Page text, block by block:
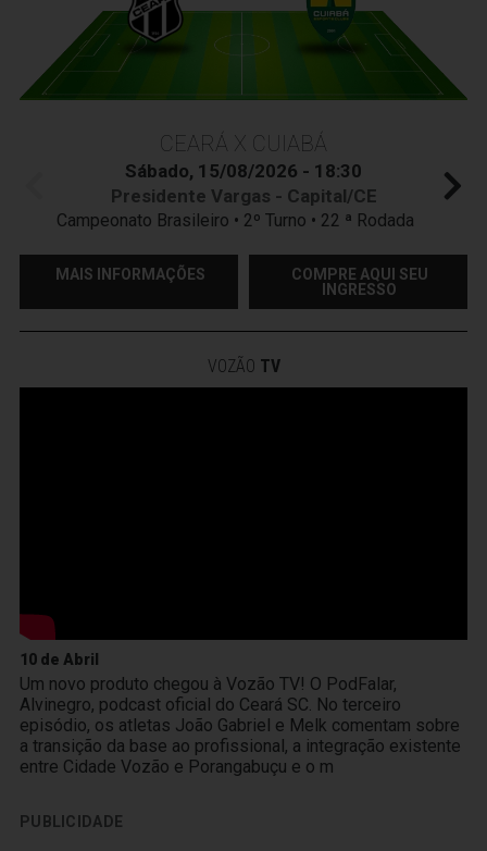
CEARÁ X CUIABÁ
Sábado, 15/08/2026 - 18:30
Presidente Vargas - Capital/CE
Campeonato Brasileiro • 2º Turno • 22 ª Rodada
MAIS INFORMAÇÕES
COMPRE AQUI SEU
INGRESSO
VOZÃO TV
10 de Abril
Um novo produto chegou à Vozão TV! O PodFalar,
Alvinegro, podcast oficial do Ceará SC. No terceiro
episódio, os atletas João Gabriel e Melk comentam sobre
a transição da base ao profissional, a integração existente
entre Cidade Vozão e Porangabuçu e o m
PUBLICIDADE